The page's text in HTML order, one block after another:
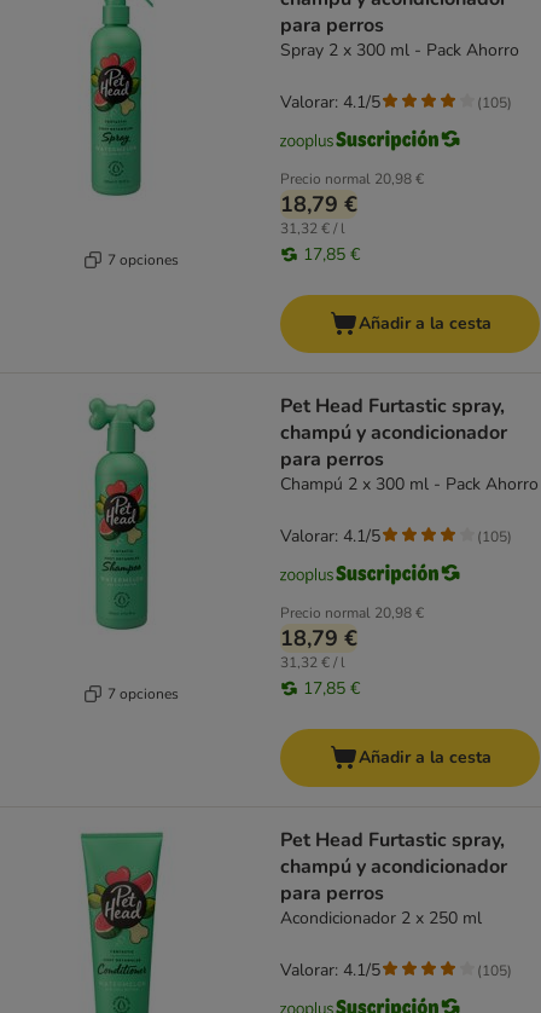
7 opciones
para perros
Spray 2 x 300 ml - Pack Ahorro
Precio normal 20,98 €
18,79 €
31,32 € / l
17,85 €
Valorar: 4.1/5 (105)
Añadir a la cesta
7 opciones
Pet Head Furtastic spray,
champú y acondicionador
para perros
Champú 2 x 300 ml - Pack Ahorro
Precio normal 20,98 €
18,79 €
31,32 € / l
17,85 €
Valorar: 4.1/5 (105)
Añadir a la cesta
Pet Head Furtastic spray,
champú y acondicionador
para perros
Acondicionador 2 x 250 ml
Valorar: 4.1/5 (105)